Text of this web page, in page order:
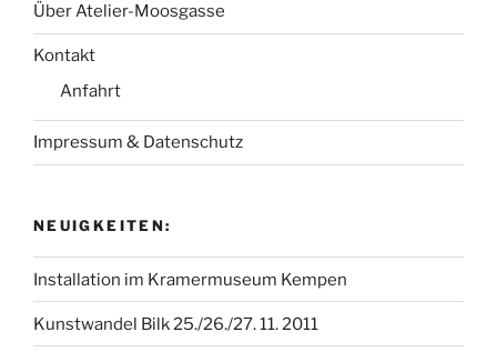
Über Atelier-Moosgasse
Kontakt
Anfahrt
Impressum & Datenschutz
NEUIGKEITEN:
Installation im Kramermuseum Kempen
Kunstwandel Bilk 25./26./27. 11. 2011